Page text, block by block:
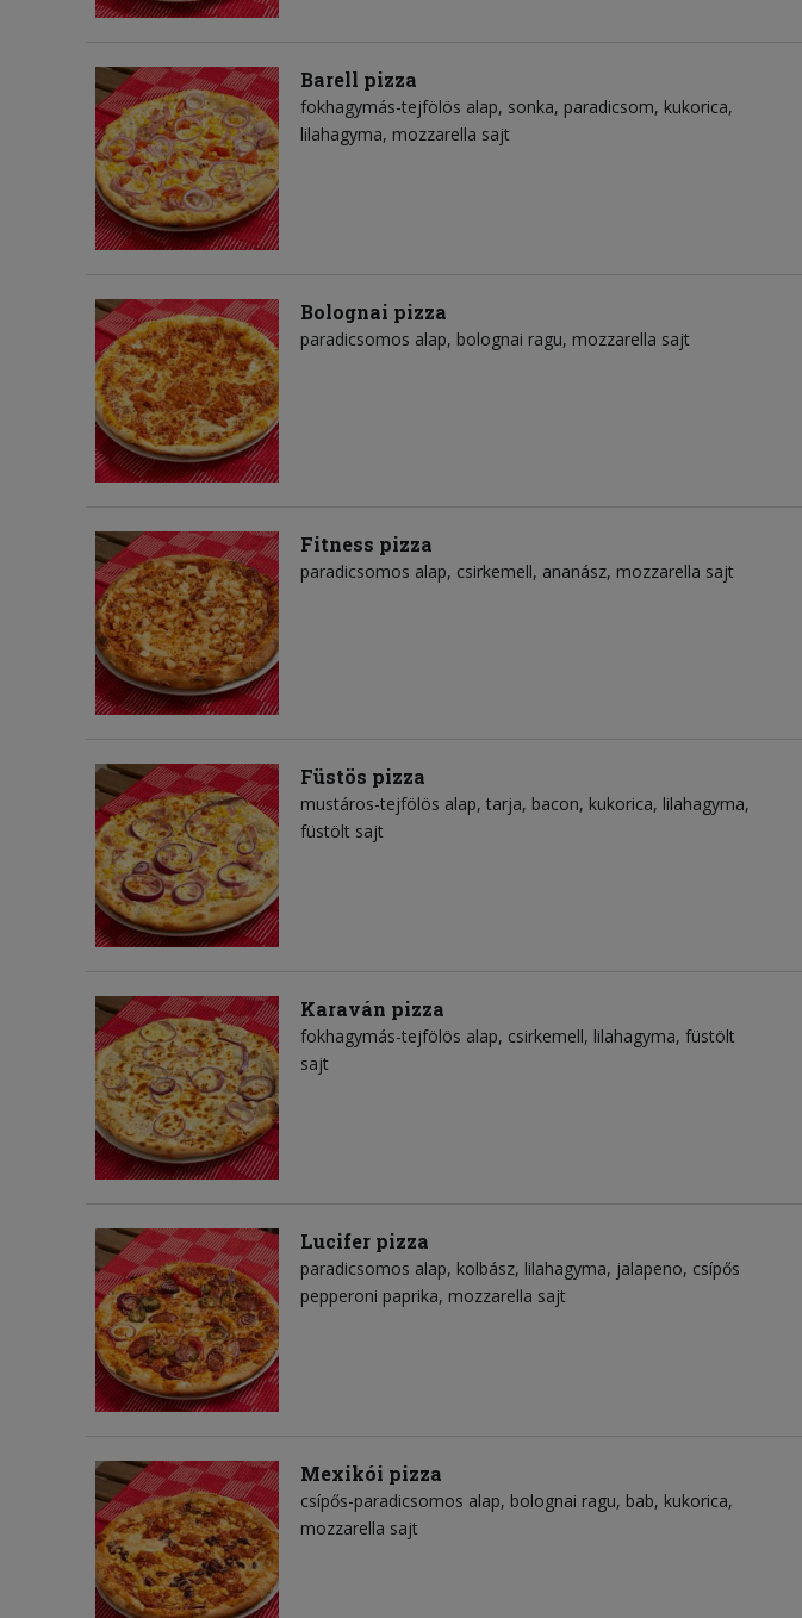
Barell pizza
fokhagymás-tejfölös alap sonka paradicsom kukorica
lilahagyma mozzarella sajt
Bolognai pizza
paradicsomos alap bolognai ragu mozzarella sajt
Fitness pizza
paradicsomos alap csirkemell ananász mozzarella sajt
Füstös pizza
mustáros-tejfölös alap tarja bacon kukorica lilahagyma
füstölt sajt
Karaván pizza
fokhagymás-tejfölös alap csirkemell lilahagyma füstölt
sajt
Lucifer pizza
paradicsomos alap kolbász lilahagyma jalapeno csípős
pepperoni paprika mozzarella sajt
Mexikói pizza
csípős-paradicsomos alap bolognai ragu bab kukorica
mozzarella sajt